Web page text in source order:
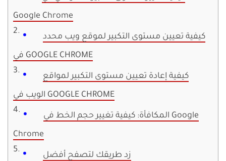
Google Chrome
كيفية تعيين مستوى التكبير لموقع ويب محدد
في GOOGLE CHROME
كيفية إعادة تعيين مستوى التكبير لمواقع
الويب في GOOGLE CHROME
المكافأة: كيفية تغيير حجم الخط في Google
Chrome
زد طريقك لتصفح أفضل